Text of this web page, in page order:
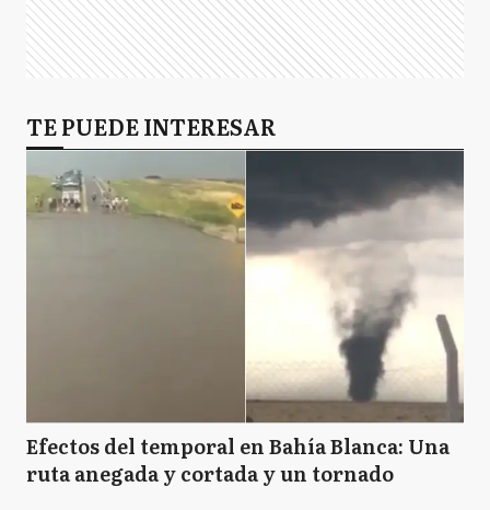
TE PUEDE INTERESAR
Efectos del temporal en Bahía Blanca: Una
ruta anegada y cortada y un tornado